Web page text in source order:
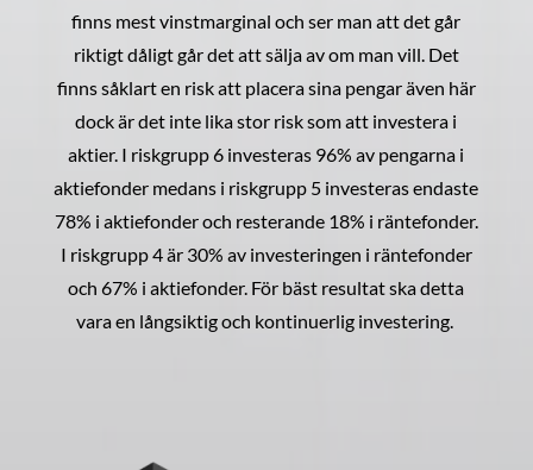
finns mest vinstmarginal och ser man att det går
riktigt dåligt går det att sälja av om man vill. Det
finns såklart en risk att placera sina pengar även här
dock är det inte lika stor risk som att investera i
aktier. I riskgrupp 6 investeras 96% av pengarna i
aktiefonder medans i riskgrupp 5 investeras endaste
78% i aktiefonder och resterande 18% i räntefonder.
I riskgrupp 4 är 30% av investeringen i räntefonder
och 67% i aktiefonder. För bäst resultat ska detta
vara en långsiktig och kontinuerlig investering.